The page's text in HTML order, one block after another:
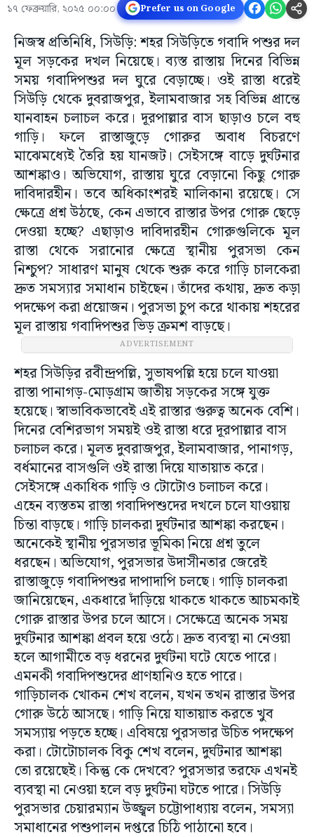
১৭ ফেব্রুয়ারি, ২০২৫ ০০:০০ Prefer us on Google
নিজস্ব প্রতিনিধি, সিউড়ি: শহর সিউড়িতে গবাদি পশুর দল
মূল সড়কের দখল নিয়েছে। ব্যস্ত রাস্তায় দিনের বিভিন্ন
সময় গবাদিপশুর দল ঘুরে বেড়াচ্ছে। ওই রাস্তা ধরেই
সিউড়ি থেকে দুবরাজপুর, ইলামবাজার সহ বিভিন্ন প্রান্তে
যানবাহন চলাচল করে। দূরপাল্লার বাস ছাড়াও চলে বহু
গাড়ি। ফলে রাস্তাজুড়ে গোরুর অবাধ বিচরণে
মাঝেমধ্যেই তৈরি হয় যানজট। সেইসঙ্গে বাড়ে দুর্ঘটনার
আশঙ্কাও। অভিযোগ, রাস্তায় ঘুরে বেড়ানো কিছু গোরু
দাবিদারহীন। তবে অধিকাংশরই মালিকানা রয়েছে। সে
ক্ষেত্রে প্রশ্ন উঠছে, কেন এভাবে রাস্তার উপর গোরু ছেড়ে
দেওয়া হচ্ছে? এছাড়াও দাবিদারহীন গোরুগুলিকে মূল
রাস্তা থেকে সরানোর ক্ষেত্রে স্থানীয় পুরসভা কেন
নিশ্চুপ? সাধারণ মানুষ থেকে শুরু করে গাড়ি চালকেরা
দ্রুত সমস্যার সমাধান চাইছেন। তাঁদের কথায়, দ্রুত কড়া
পদক্ষেপ করা প্রয়োজন। পুরসভা চুপ করে থাকায় শহরের
মূল রাস্তায় গবাদিপশুর ভিড় ক্রমশ বাড়ছে।
ADVERTISEMENT
শহর সিউড়ির রবীন্দ্রপল্লি, সুভাষপল্লি হয়ে চলে যাওয়া
রাস্তা পানাগড়-মোড়গ্রাম জাতীয় সড়কের সঙ্গে যুক্ত
হয়েছে। স্বাভাবিকভাবেই এই রাস্তার গুরুত্ব অনেক বেশি।
দিনের বেশিরভাগ সময়ই ওই রাস্তা ধরে দূরপাল্লার বাস
চলাচল করে। মূলত দুবরাজপুর, ইলামবাজার, পানাগড়,
বর্ধমানের বাসগুলি ওই রাস্তা দিয়ে যাতায়াত করে।
সেইসঙ্গে একাধিক গাড়ি ও টোটোও চলাচল করে।
এহেন ব্যস্ততম রাস্তা গবাদিপশুদের দখলে চলে যাওয়ায়
চিন্তা বাড়ছে। গাড়ি চালকরা দুর্ঘটনার আশঙ্কা করছেন।
অনেকেই স্থানীয় পুরসভার ভূমিকা নিয়ে প্রশ্ন তুলে
ধরছেন। অভিযোগ, পুরসভার উদাসীনতার জেরেই
রাস্তাজুড়ে গবাদিপশুর দাপাদাপি চলছে। গাড়ি চালকরা
জানিয়েছেন, একধারে দাঁড়িয়ে থাকতে থাকতে আচমকাই
গোরু রাস্তার উপর চলে আসে। সেক্ষেত্রে অনেক সময়
দুর্ঘটনার আশঙ্কা প্রবল হয়ে ওঠে। দ্রুত ব্যবস্থা না নেওয়া
হলে আগামীতে বড় ধরনের দুর্ঘটনা ঘটে যেতে পারে।
এমনকী গবাদিপশুদের প্রাণহানিও হতে পারে।
গাড়িচালক খোকন শেখ বলেন, যখন তখন রাস্তার উপর
গোরু উঠে আসছে। গাড়ি নিয়ে যাতায়াত করতে খুব
সমস্যায় পড়তে হচ্ছে। এবিষয়ে পুরসভার উচিত পদক্ষেপ
করা। টোটোচালক বিকু শেখ বলেন, দুর্ঘটনার আশঙ্কা
তো রয়েছেই। কিন্তু কে দেখবে? পুরসভার তরফে এখনই
ব্যবস্থা না নেওয়া হলে বড় দুর্ঘটনা ঘটতে পারে। সিউড়ি
পুরসভার চেয়ারম্যান উজ্জ্বল চট্টোপাধ্যায় বলেন, সমস্যা
সমাধানের পশুপালন দপ্তরে চিঠি পাঠানো হবে।